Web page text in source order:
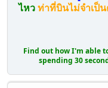
ไหว ท่าที่บินไม่จำเป็
Find out how I'm able
spending 30